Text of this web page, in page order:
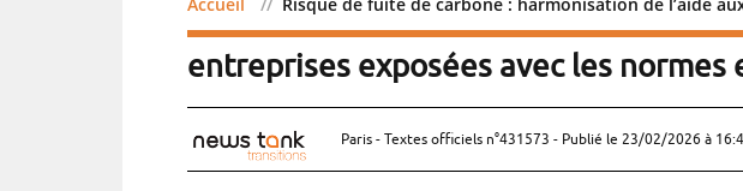
Accueil Risque de fuite de carbone : harmonisation de l’aide
Risque de fuite de carbone :
entreprises exposées avec les normes
Paris - Textes officiels n°431573 - Publié le 23/02/2026 à